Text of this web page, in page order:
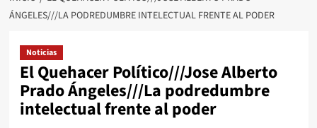
ÁNGELES///LA PODREDUMBRE INTELECTUAL FRENTE AL PODER
Noticias
El Quehacer Político///Jose Alberto
Prado Ángeles///La podredumbre
intelectual frente al poder